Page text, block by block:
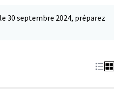
30 septembre 2024, préparez